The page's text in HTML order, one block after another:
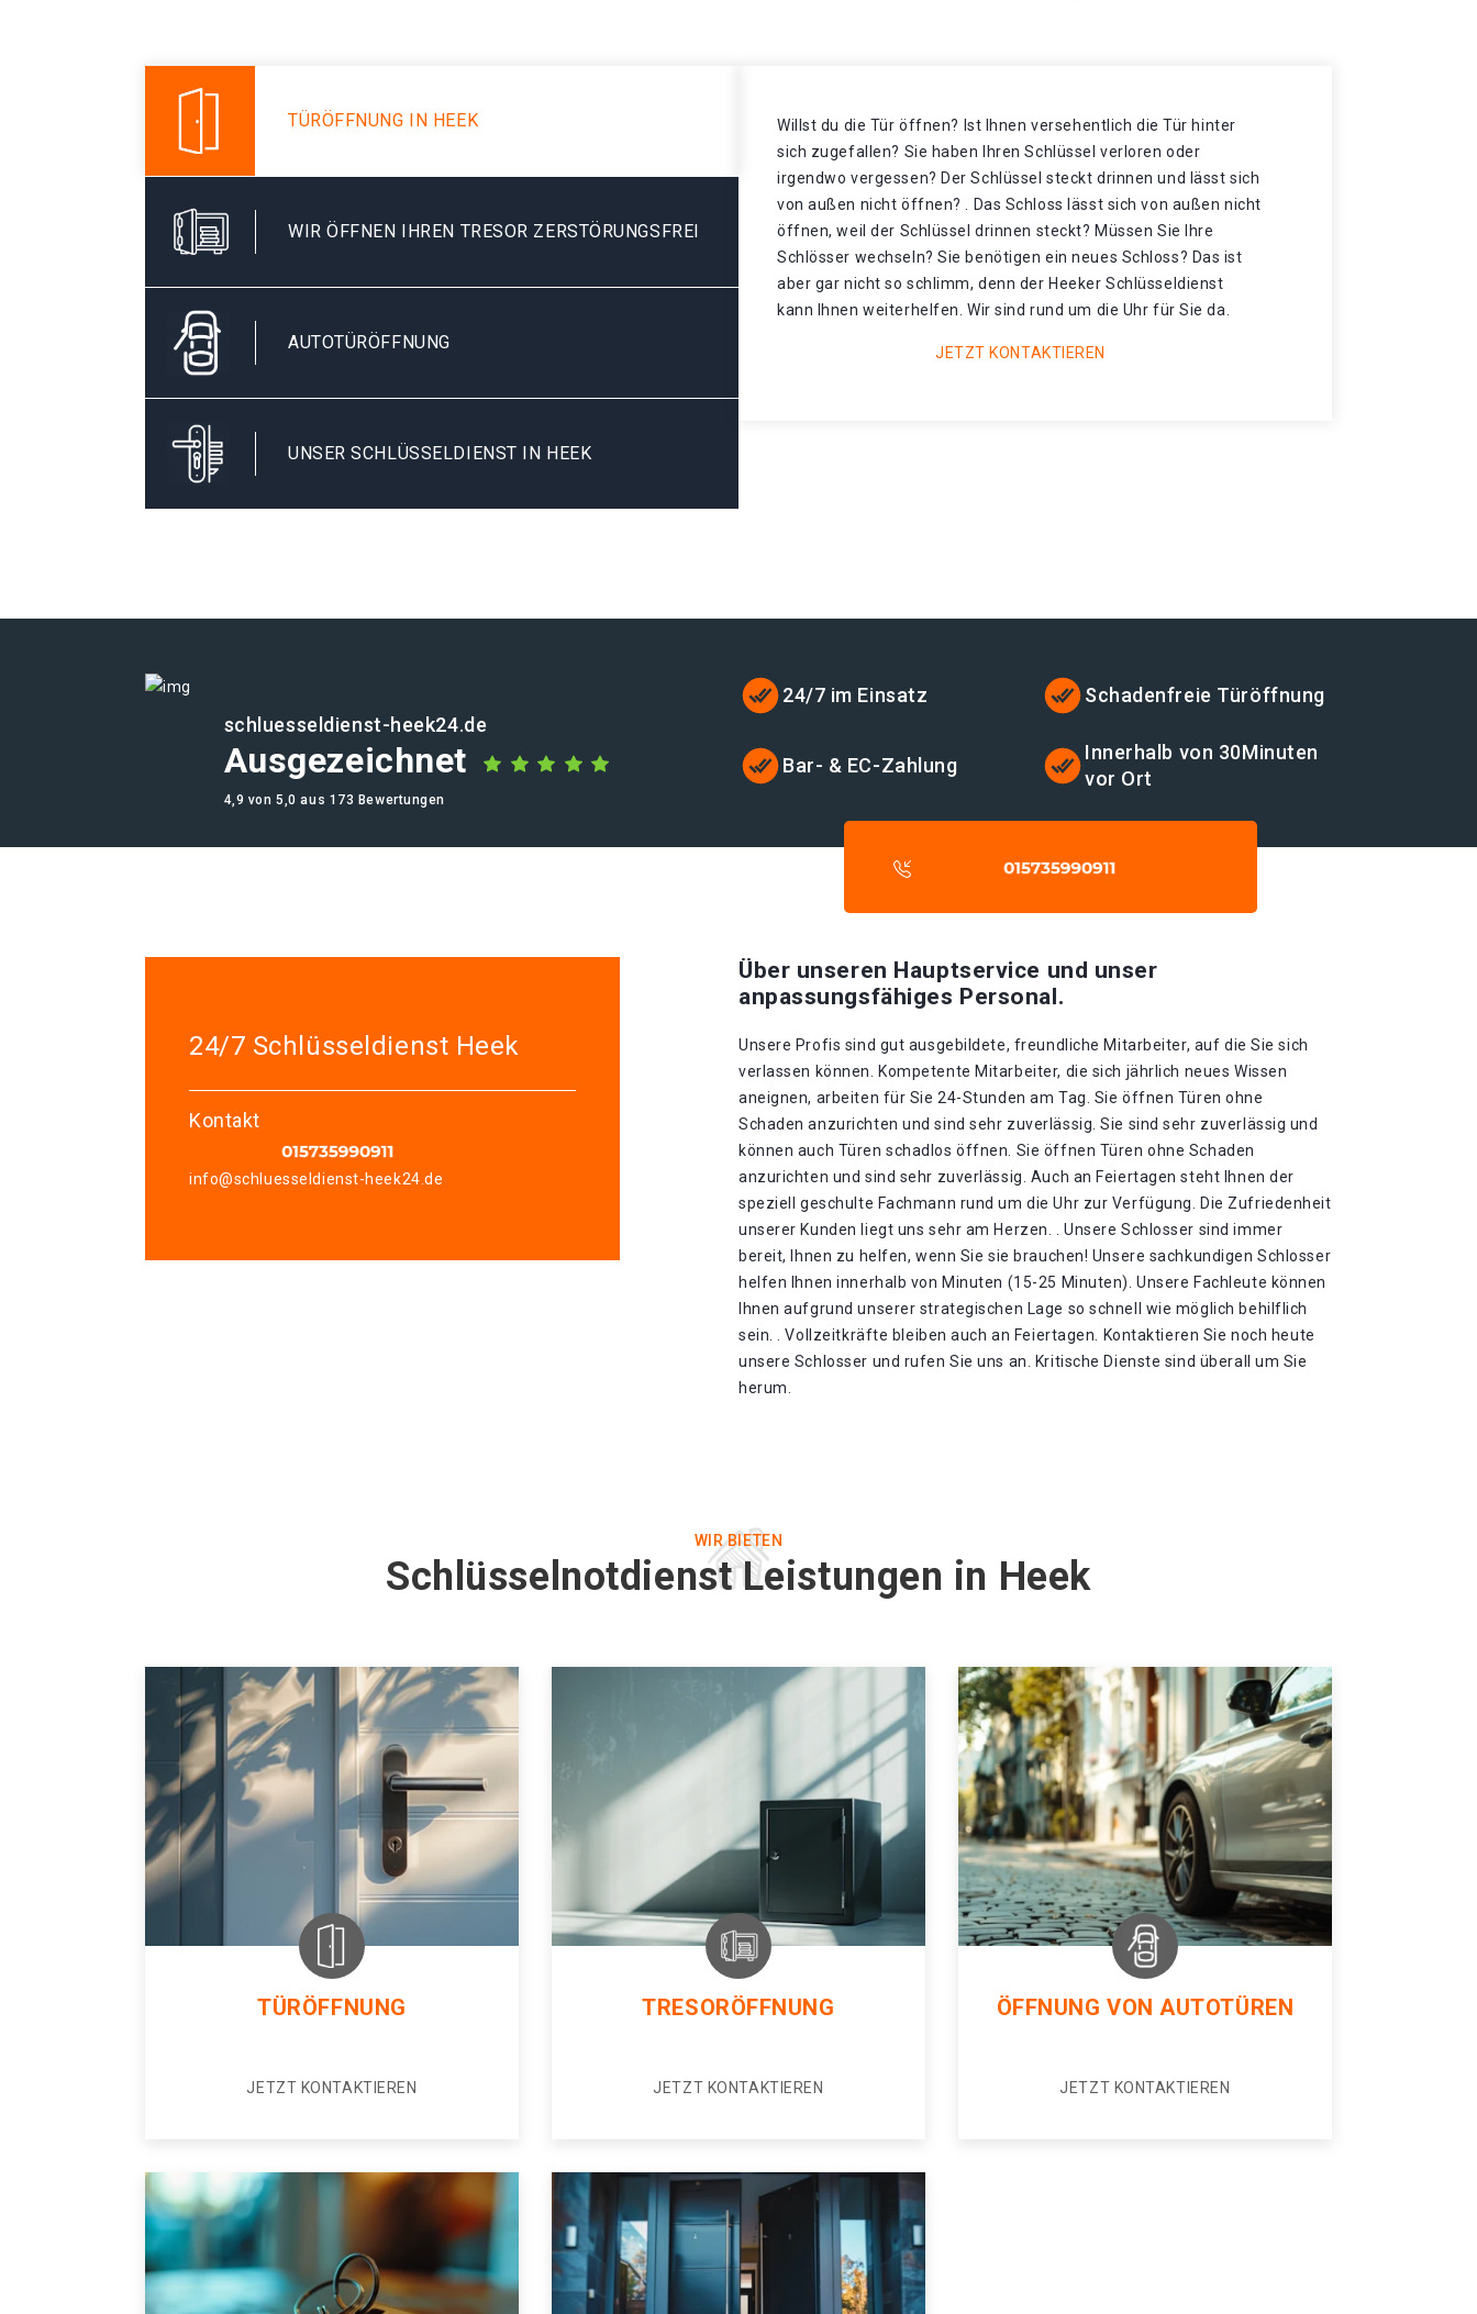
TÜRÖFFNUNG IN HEEK
WIR ÖFFNEN IHREN TRESOR ZERSTÖRUNGSFREI
AUTOTÜRÖFFNUNG
UNSER SCHLÜSSELDIENST IN HEEK
Willst du die Tür öffnen? Ist Ihnen versehentlich die Tür hinter
sich zugefallen? Sie haben Ihren Schlüssel verloren oder
irgendwo vergessen? Der Schlüssel steckt drinnen und lässt sich
von außen nicht öffnen? . Das Schloss lässt sich von außen nicht
öffnen, weil der Schlüssel drinnen steckt? Müssen Sie Ihre
Schlösser wechseln? Sie benötigen ein neues Schloss? Das ist
aber gar nicht so schlimm, denn der Heeker Schlüsseldienst
kann Ihnen weiterhelfen. Wir sind rund um die Uhr für Sie da.
JETZT KONTAKTIEREN
schluesseldienst-heek24.de
Ausgezeichnet
4,9 von 5,0 aus 173 Bewertungen
24/7 im Einsatz Schadenfreie Türöffnung
Bar- & EC-Zahlung
Innerhalb von 30Minuten
vor Ort
24/7 Schlüsseldienst Heek
Kontakt
info@schluesseldienst-heek24.de
Über unseren Hauptservice und unser
anpassungsfähiges Personal.
Unsere Profis sind gut ausgebildete, freundliche Mitarbeiter, auf die Sie sich
verlassen können. Kompetente Mitarbeiter, die sich jährlich neues Wissen
aneignen, arbeiten für Sie 24-Stunden am Tag. Sie öffnen Türen ohne
Schaden anzurichten und sind sehr zuverlässig. Sie sind sehr zuverlässig und
können auch Türen schadlos öffnen. Sie öffnen Türen ohne Schaden
anzurichten und sind sehr zuverlässig. Auch an Feiertagen steht Ihnen der
speziell geschulte Fachmann rund um die Uhr zur Verfügung. Die Zufriedenheit
unserer Kunden liegt uns sehr am Herzen. . Unsere Schlosser sind immer
bereit, Ihnen zu helfen, wenn Sie sie brauchen! Unsere sachkundigen Schlosser
helfen Ihnen innerhalb von Minuten (15-25 Minuten). Unsere Fachleute können
Ihnen aufgrund unserer strategischen Lage so schnell wie möglich behilflich
sein. . Vollzeitkräfte bleiben auch an Feiertagen. Kontaktieren Sie noch heute
unsere Schlosser und rufen Sie uns an. Kritische Dienste sind überall um Sie
herum.
WIR BIETEN
Schlüsselnotdienst Leistungen in Heek
TÜRÖFFNUNG
JETZT KONTAKTIEREN
TRESORÖFFNUNG
JETZT KONTAKTIEREN
ÖFFNUNG VON AUTOTÜREN
JETZT KONTAKTIEREN